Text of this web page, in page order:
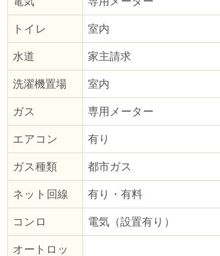
トイレ 室内
水道 家主請求
洗濯機置場 室内
ガス 専用メーター
エアコン 有り
ガス種類 都市ガス
ネット回線 有り・有料
コンロ 電気（設置有り）
オートロッ